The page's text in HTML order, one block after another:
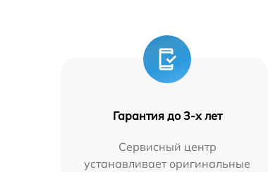
Гарантия до 3-х лет
Сервисный центр
устанавливает оригинальные